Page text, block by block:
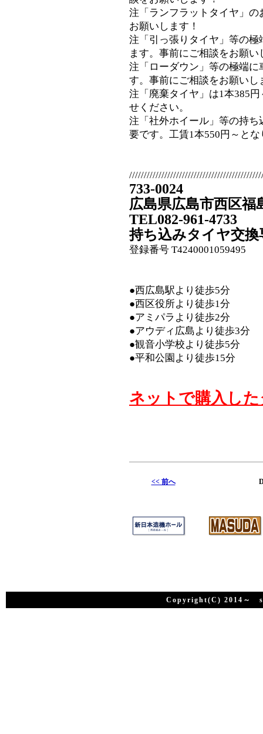
注「ランフラットタイヤ」
お願いします！
注「引っ張りタイヤ」等の
ます。事前にご相談をお願い
注「ローダウン」等の極端
す。事前にご相談をお願いし
注「廃棄タイヤ」は1本385
せください。
注「社外ホイール」等の持
要です。工賃1本550円～とな
733-0024
広島県広島市西区福
TEL082-961-4733
持ち込みタイヤ交換
登録番号 T4240001059495
●西広島駅より徒歩5分
●西区役所より徒歩1分
●アミパラより徒歩2分
●アウディ広島より徒歩3分
●観音小学校より徒歩5分
●平和公園より徒歩15分
ネットで購入し
<< 前へ
Copyright(C) 2014～